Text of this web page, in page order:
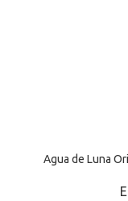
Agua de Luna